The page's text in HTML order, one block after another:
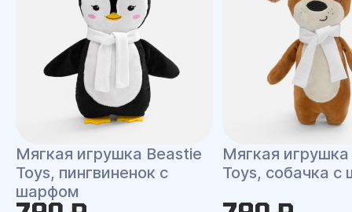
Мягкая игрушка Beastie
Toys, пингвиненок с
шарфом
Мягкая
Toys, собачка